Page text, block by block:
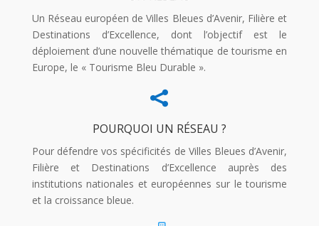
Un Réseau européen de Villes Bleues d’Avenir, Filière et
Destinations d’Excellence, dont l’objectif est le
déploiement d’une nouvelle thématique de tourisme en
Europe, le « Tourisme Bleu Durable ».

POURQUOI UN RÉSEAU ?
Pour défendre vos spécificités de Villes Bleues d’Avenir,
Filière et Destinations d’Excellence auprès des
institutions nationales et européennes sur le tourisme
et la croissance bleue.